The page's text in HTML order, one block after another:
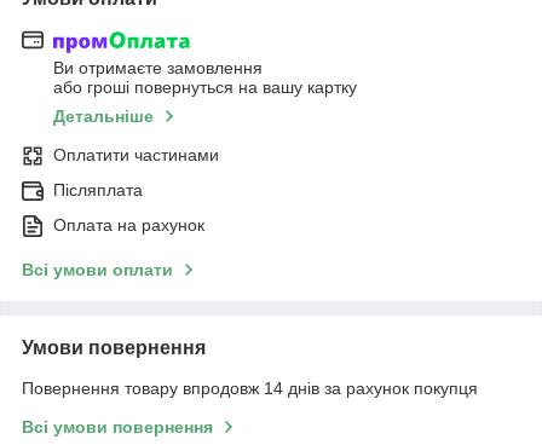
Ви отримаєте замовлення
або гроші повернуться на вашу картку
Детальніше
Оплатити частинами
Післяплата
Оплата на рахунок
Всі умови оплати
Умови повернення
Повернення товару впродовж 14 днів за рахунок покупця
Всі умови повернення